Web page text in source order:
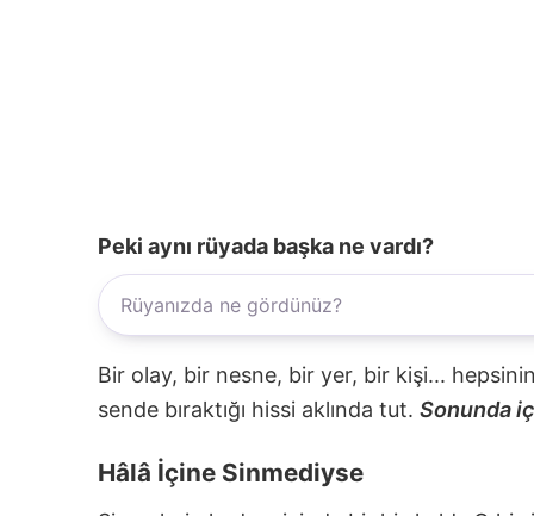
Peki aynı rüyada başka ne vardı?
Bir olay, bir nesne, bir yer, bir kişi...
sende bıraktığı hissi aklında tut. Sonunda
Hâlâ İçine Sinmediyse